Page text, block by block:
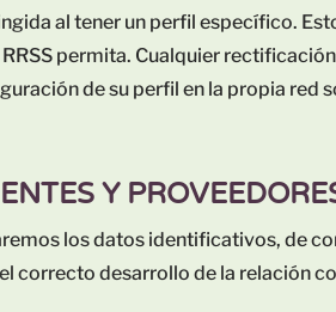
al tener un perfil específico.
permita. Cualquier
de su perfil en la propia red
Y
los datos identificativos, de
correcto desarrollo de la relación